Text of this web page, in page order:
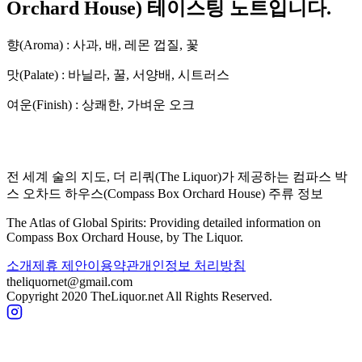
Orchard House) 테이스팅 노트입니다.
향(Aroma) : 사과, 배, 레몬 껍질, 꽃
맛(Palate) : 바닐라, 꿀, 서양배, 시트러스
여운(Finish) : 상쾌한, 가벼운 오크
전 세계 술의 지도, 더 리쿼(The Liquor)가 제공하는 컴파스 박
스 오차드 하우스(Compass Box Orchard House) 주류 정보
The Atlas of Global Spirits: Providing detailed information on
Compass Box Orchard House, by The Liquor.
소개제휴 제안이용약관개인정보 처리방침
theliquornet@gmail.com
Copyright 2020 TheLiquor.net All Rights Reserved.